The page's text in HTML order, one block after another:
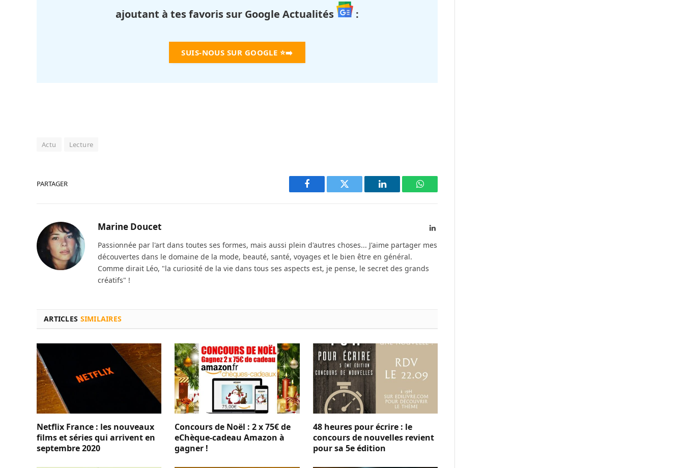
ajoutant à tes favoris sur Google Actualités
:
SUIS-NOUS SUR GOOGLE ⭐➡️
Actu Lecture
PARTAGER
Facebook Twitter LinkedIn WhatsApp
Marine Doucet LinkedIn
Passionnée par l'art dans toutes ses formes, mais aussi plein d'autres choses... J'aime partager mes
découvertes dans le domaine de la mode, beauté, santé, voyages et le bien être en général.
Comme dirait Léo, "la curiosité de la vie dans tous ses aspects est, je pense, le secret des grands
créatifs" !
ARTICLES SIMILAIRES
Netflix France : les nouveaux
films et séries qui arrivent en
septembre 2020
Concours de Noël : 2 x 75€ de
eChèque-cadeau Amazon à
gagner !
48 heures pour écrire : le
concours de nouvelles revient
pour sa 5e édition